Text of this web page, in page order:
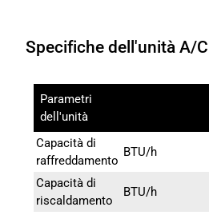
Specifiche dell'unità A/C
Parametri
dell'unità
Capacità di
raffreddamento
BTU/h
Capacità di
riscaldamento
BTU/h